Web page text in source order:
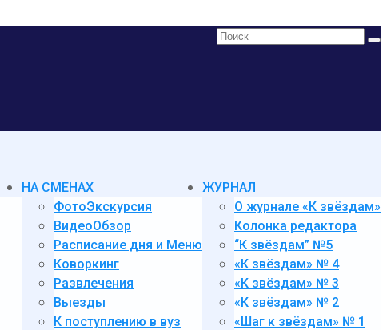
Поиск:
НА СМЕНАХ
ФотоЭкскурсия
ВидеоОбзор
Расписание дня и Меню
Коворкинг
Развлечения
Выезды
К поступлению в вуз
ЖУРНАЛ
О журнале «К звёздам»
Колонка редактора
“К звёздам” №5
«К звёздам» № 4
«К звёздам» № 3
«К звёздам» № 2
«Шаг к звёздам» № 1